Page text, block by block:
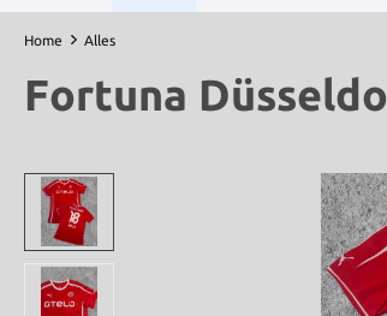
Home Alles
Fortuna